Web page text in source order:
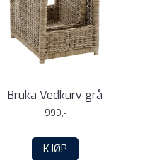
Bruka Vedkurv grå
999,-
KJØP